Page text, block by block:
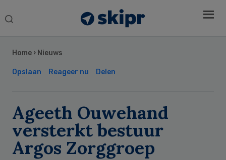
Search
Home › Nieuws
Opslaan Reageer nu Delen
Ageeth Ouwehand
versterkt bestuur
Argos Zorggroep
Sidebar